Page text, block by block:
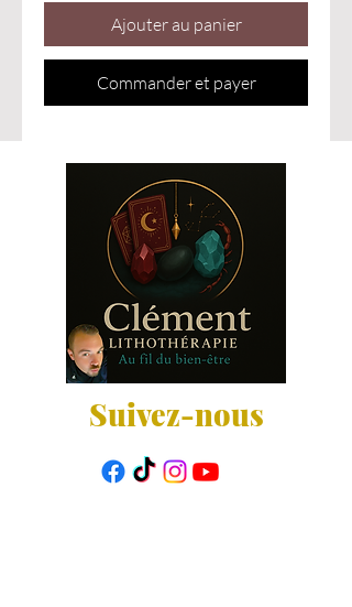
Ajouter au panier
Commander et payer
Suivez-nous